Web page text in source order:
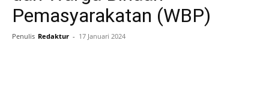
Pemasyarakatan (WBP)
Penulis Redaktur - 17 Januari 2024